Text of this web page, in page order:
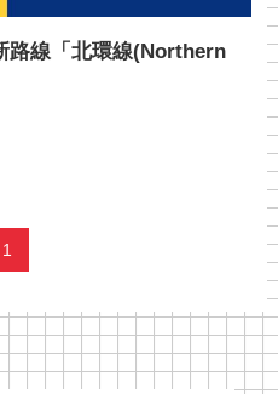
路線「北環線(Northern
1